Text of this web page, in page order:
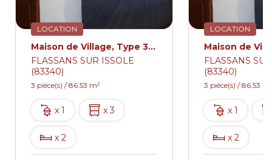
LOCATION
Maison de Village, Type 3, 86.53m² Flassans Sur Issole avec Terrasse
FLASSANS SUR ISSOLE
(83340)
3 pièce(s) / 86.53 m²
x 1 x 3
x 2
LOCATION
FLASSANS
(83340)
3 pièce(s) / 86.53
x 1
x 2